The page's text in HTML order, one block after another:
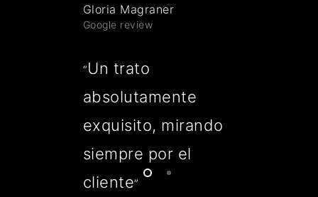
Gloria Magraner
Google review
“Un trato
absolutamente
exquisito, mirando
siempre por el
cliente”